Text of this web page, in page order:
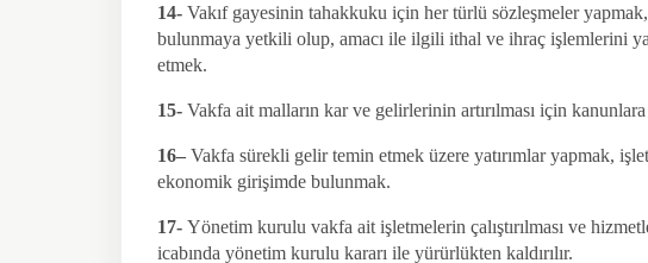
14- Vakıf gayesinin tahakkuku için her türlü sözleşmeler
bulunmaya yetkili olup, amacı ile ilgili ithal ve ihraç işlemlerini
etmek.
15- Vakfa ait malların kar ve gelirlerinin artırılması için
16– Vakfa sürekli gelir temin etmek üzere yatırımlar yapmak,
ekonomik girişimde bulunmak.
17- Yönetim kurulu vakfa ait işletmelerin çalıştırılması ve
icabında yönetim kurulu kararı ile yürürlükten kaldırılır.